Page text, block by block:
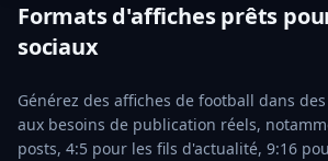
Formats d'affiches prêts
sociaux
Générez des affiches de football dans
aux besoins de publication réels,
posts, 4:5 pour les fils d'actualité, 9:16